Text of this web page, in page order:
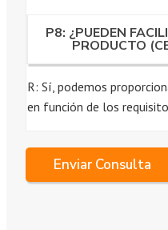
P8: ¿PUEDEN
PRODUCTO
R: Sí, podemos
en función de los
Enviar Consulta